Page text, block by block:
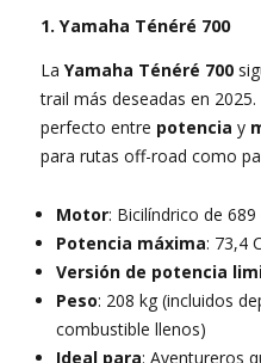
1. Yamaha Ténéré 700
La Yamaha Ténéré 700
trail más deseadas en
perfecto entre potencia y
para rutas off-road como
Motor: Bicilíndrico de 689
Potencia máxima: 73,4
Versión de potencia
Peso: 208 kg (incluidos
combustible llenos)
Ideal para: Aventureros